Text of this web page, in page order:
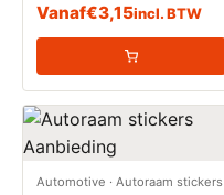
Vanaf€3,15incl. BTW
Automotive · Autoraam stickers